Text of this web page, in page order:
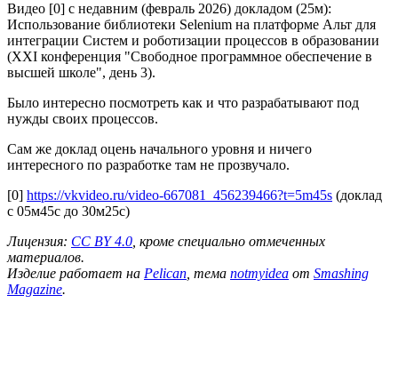
Видео [0] с недавним (февраль 2026) докладом (25м):
Использование библиотеки Selenium на платформе Альт для
интеграции Систем и роботизации процессов в образовании
(ХXI конференция "Свободное программное обеспечение в
высшей школе", день 3).
Было интересно посмотреть как и что разрабатывают под
нужды своих процессов.
Сам же доклад оцень начального уровня и ничего
интересного по разработке там не прозвучало.
[0] https://vkvideo.ru/video-667081_456239466?t=5m45s (доклад
с 05м45с до 30м25с)
Лицензия: CC BY 4.0 , кроме специально отмеченных
материалов.
Изделие работает на Pelican , тема notmyidea от Smashing
Magazine.